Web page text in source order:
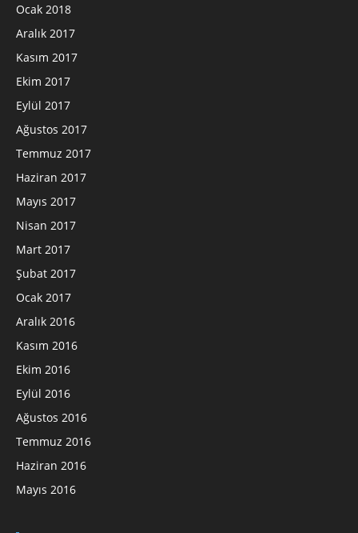
Ocak 2018
Aralık 2017
Kasım 2017
Ekim 2017
Eylül 2017
Ağustos 2017
Temmuz 2017
Haziran 2017
Mayıs 2017
Nisan 2017
Mart 2017
Şubat 2017
Ocak 2017
Aralık 2016
Kasım 2016
Ekim 2016
Eylül 2016
Ağustos 2016
Temmuz 2016
Haziran 2016
Mayıs 2016